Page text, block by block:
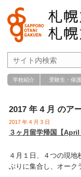
学校紹介 受験生・保
2017 年 4 月 のア
2017 年 4 月 3 日
３ヶ月留学帰国【April
４月１日、４つの現地
ぶりに集合し、オーク